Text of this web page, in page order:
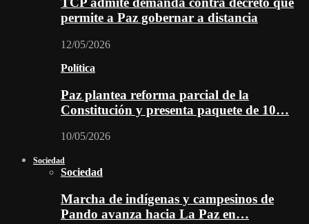
permite a Paz gobernar a distancia
12/05/2026
Política
Paz plantea reforma parcial de la
Constitución y presenta paquete de 10…
10/05/2026
Sociedad
Sociedad
Marcha de indígenas y campesinos de
Pando avanza hacia La Paz en…